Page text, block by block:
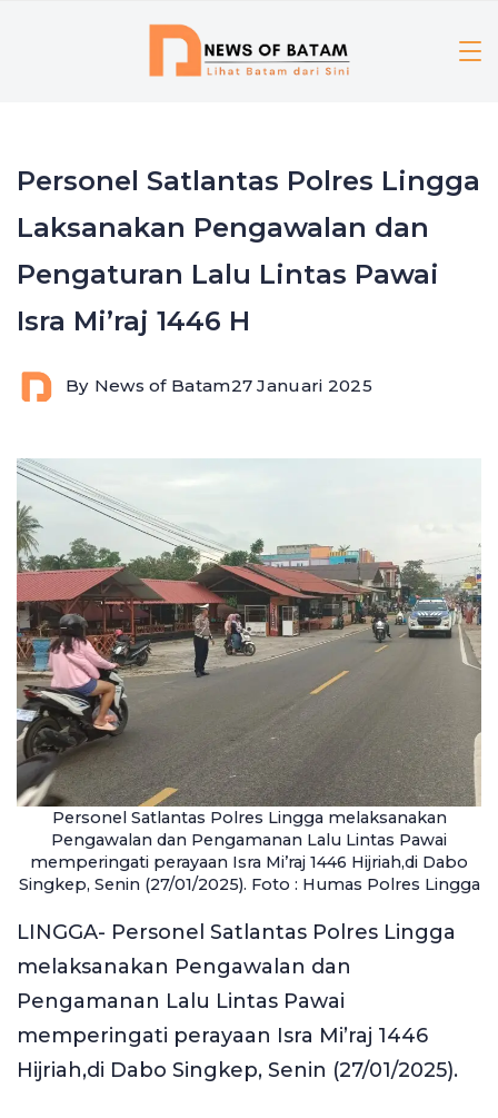
Personel Satlantas Polres Lingga
Laksanakan Pengawalan dan
Pengaturan Lalu Lintas Pawai
Isra Mi’raj 1446 H
By News of Batam27 Januari 2025
Personel Satlantas Polres Lingga melaksanakan
Pengawalan dan Pengamanan Lalu Lintas Pawai
memperingati perayaan Isra Mi’raj 1446 Hijriah,di Dabo
Singkep, Senin (27/01/2025). Foto : Humas Polres Lingga
LINGGA- Personel Satlantas Polres Lingga
melaksanakan Pengawalan dan
Pengamanan Lalu Lintas Pawai
memperingati perayaan Isra Mi’raj 1446
Hijriah,di Dabo Singkep, Senin (27/01/2025).